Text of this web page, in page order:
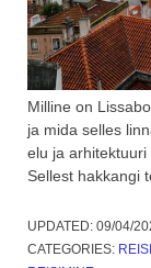
Milline on
ja mida selles
elu ja
Sellest hakkangi
UPDATED: 09/04/
CATEGORIES: